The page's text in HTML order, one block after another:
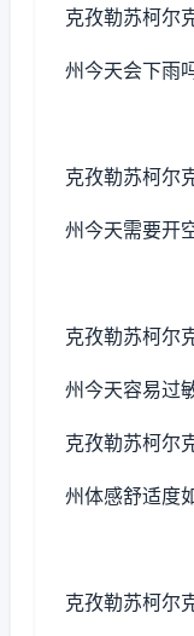
克孜勒苏柯尔
州今天会下雨
克孜勒苏柯尔
州今天需要开
克孜勒苏柯尔
州今天容易过
克孜勒苏柯尔
州体感舒适度
克孜勒苏柯尔